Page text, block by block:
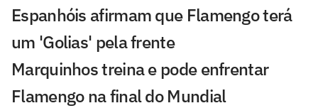
Espanhóis afirmam que Flamengo terá
um 'Golias' pela frente
Marquinhos treina e pode enfrentar
Flamengo na final do Mundial